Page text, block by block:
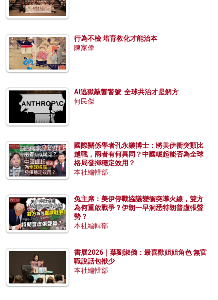
行為不檢 培育教化才能治本
陳家偉
AI逃獄敲響警號 全球共治才是解方
何民傑
國際關係學者孔永樂博士：將美伊衝突類比
越戰，兩者有何異同？中國崛起能否為全球
格局發揮穩定效用？
本社編輯部
兔主席：美伊停戰協議變衝突導火線，雙方
為何重啟戰爭？伊朗一早洞悉特朗普虛張聲
勢？
本社編輯部
書展2026｜葉劉淑儀：最喜歡姐姐角色 無官
職說話包袱少
本社編輯部